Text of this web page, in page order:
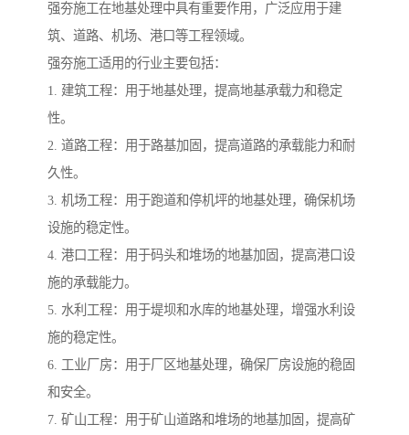
强夯施工在地基处理中具有重要作用，广泛应用于建
筑、道路、机场、港口等工程领域。
强夯施工适用的行业主要包括：
1. 建筑工程：用于地基处理，提高地基承载力和稳定
性。
2. 道路工程：用于路基加固，提高道路的承载能力和耐
久性。
3. 机场工程：用于跑道和停机坪的地基处理，确保机场
设施的稳定性。
4. 港口工程：用于码头和堆场的地基加固，提高港口设
施的承载能力。
5. 水利工程：用于堤坝和水库的地基处理，增强水利设
施的稳定性。
6. 工业厂房：用于厂区地基处理，确保厂房设施的稳固
和安全。
7. 矿山工程：用于矿山道路和堆场的地基加固，提高矿